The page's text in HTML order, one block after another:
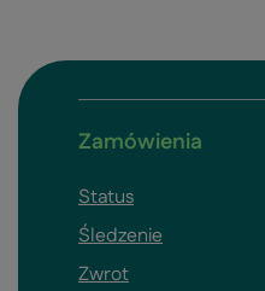
Zamówienia
Status
Śledzenie
Zwrot